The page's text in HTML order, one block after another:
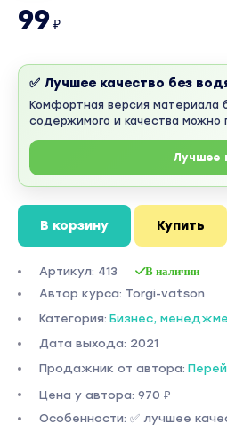
99 ₽
✅ Лучшее качество без
Комфортная версия материала
содержимого и качества можно
Лучшее
В корзину Купить
Артикул: 413 В наличии
Автор курса: Torgi-vatson
Категория: Бизнес,
Дата выхода: 2021
Продажник от автора:
Цена у автора: 970 ₽
Особенности: ✅ лучшее